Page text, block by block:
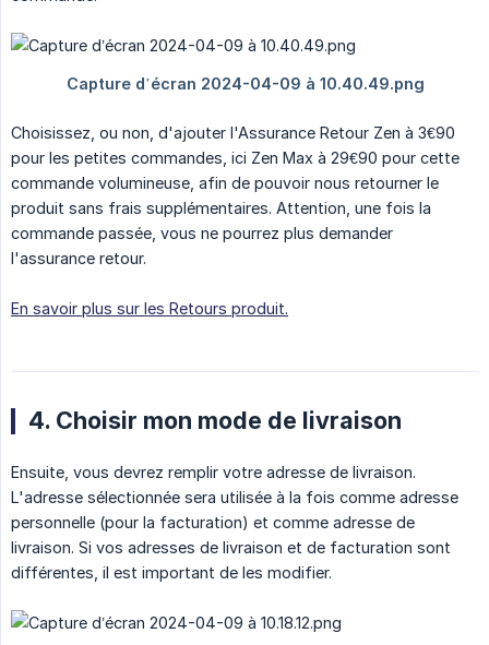
Choisissez, ou non, d'ajouter l'Assurance Retour Zen à 3€90
pour les petites commandes, ici Zen Max à 29€90 pour cette
commande volumineuse, afin de pouvoir nous retourner le
produit sans frais supplémentaires. Attention, une fois la
commande passée, vous ne pourrez plus demander
l'assurance retour.
En savoir plus sur les Retours produit.
4. Choisir mon mode de livraison
Ensuite, vous devrez remplir votre adresse de livraison.
L'adresse sélectionnée sera utilisée à la fois comme adresse
personnelle (pour la facturation) et comme adresse de
livraison. Si vos adresses de livraison et de facturation sont
différentes, il est important de les modifier.